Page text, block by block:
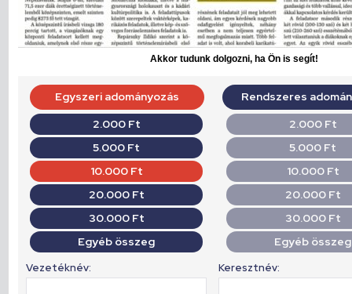
Akkor tudunk dolgozni, ha Ön is segít!